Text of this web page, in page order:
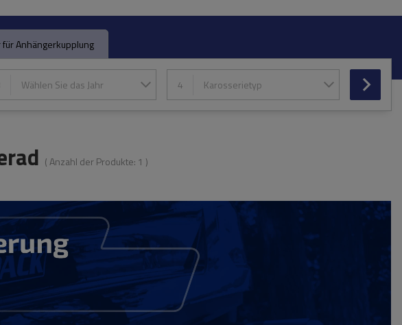
Anhängerkupplung
Wählen Sie das Jahr 4 Karosserietyp
( Anzahl der Produkte: 1 )